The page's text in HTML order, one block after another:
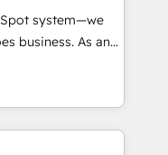
vos objectifs
parfaitement
system—we
business. As an
specialize in
solutions that
efficiency,
What